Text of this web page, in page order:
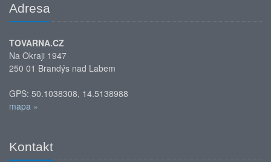
Adresa
TOVARNA.CZ
Na Okraji 1947
250 01 Brandýs nad Labem
GPS: 50.1038308, 14.5138988
mapa »
Kontakt